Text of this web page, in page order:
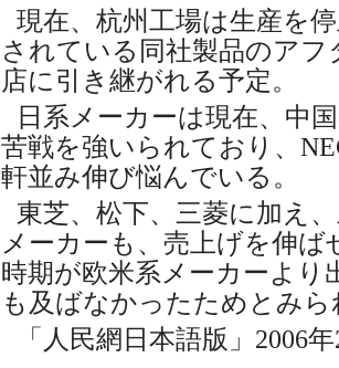
現在、杭州工場は生産を
されている同社製品のア
店に引き継がれる予定。
日系メーカーは現在、中
苦戦を強いられており、
軒並み伸び悩んでいる。
東芝、松下、三菱に加え
メーカーも、売上げを伸
時期が欧米系メーカーより
も及ばなかったためとみら
「人民網日本語版」2006